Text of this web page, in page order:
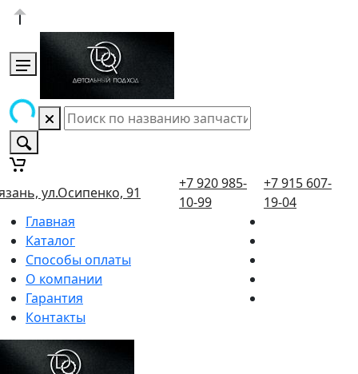
ул.Осипенко, 91
+7 920 985-
10-99
+7 915 607-
19-04
Главная
Каталог
Способы оплаты
О компании
Гарантия
Контакты